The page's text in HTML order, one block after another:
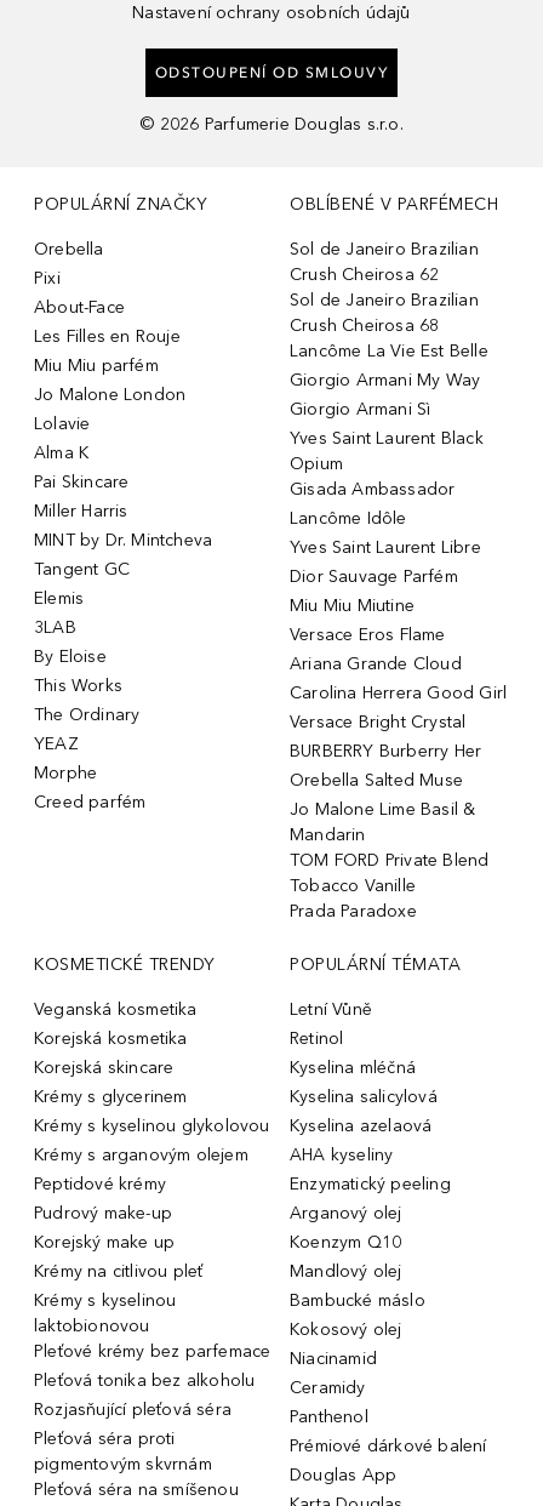
Nastavení ochrany osobních údajů
ODSTOUPENÍ OD SMLOUVY
© 2026 Parfumerie Douglas s.r.o.
POPULÁRNÍ ZNAČKY
Orebella
Pixi
About-Face
Les Filles en Rouje
Miu Miu parfém
Jo Malone London
Lolavie
Alma K
Pai Skincare
Miller Harris
MINT by Dr. Mintcheva
Tangent GC
Elemis
3LAB
By Eloise
This Works
The Ordinary
YEAZ
Morphe
Creed parfém
OBLÍBENÉ V PARFÉMECH
Sol de Janeiro Brazilian
Crush Cheirosa 62
Sol de Janeiro Brazilian
Crush Cheirosa 68
Lancôme La Vie Est Belle
Giorgio Armani My Way
Giorgio Armani Sì
Yves Saint Laurent Black
Opium
Gisada Ambassador
Lancôme Idôle
Yves Saint Laurent Libre
Dior Sauvage Parfém
Miu Miu Miutine
Versace Eros Flame
Ariana Grande Cloud
Carolina Herrera Good Girl
Versace Bright Crystal
BURBERRY Burberry Her
Orebella Salted Muse
Jo Malone Lime Basil &
Mandarin
TOM FORD Private Blend
Tobacco Vanille
Prada Paradoxe
KOSMETICKÉ TRENDY
Veganská kosmetika
Korejská kosmetika
Korejská skincare
Krémy s glycerinem
Krémy s kyselinou glykolovou
Krémy s arganovým olejem
Peptidové krémy
Pudrový make-up
Korejský make up
Krémy na citlivou pleť
Krémy s kyselinou
laktobionovou
Pleťové krémy bez parfemace
Pleťová tonika bez alkoholu
Rozjasňující pleťová séra
Pleťová séra proti
pigmentovým skvrnám
Pleťová séra na smíšenou
POPULÁRNÍ TÉMATA
Letní Vůně
Retinol
Kyselina mléčná
Kyselina salicylová
Kyselina azelaová
AHA kyseliny
Enzymatický peeling
Arganový olej
Koenzym Q10
Mandlový olej
Bambucké máslo
Kokosový olej
Niacinamid
Ceramidy
Panthenol
Prémiové dárkové balení
Douglas App